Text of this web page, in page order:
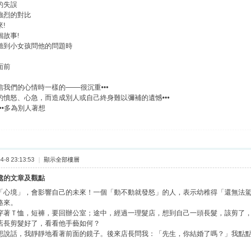
失誤
烈的對比
!
故事!
到小女孩問他的問題時
前
我們的心情時一樣的───很沉重•••
怒、心急，而造成別人或自己終身難以彌補的遺憾•••
多為別人著想
8 23:13:53 | 顯示全部樓層
的文章及觀點
心境」，會影響自己的未來！一個「動不動就發怒」的人，表示幼稚得「還無法
。
著Ｔ恤，短褲，要回辦公室；途中，經過一理髮店，想到自己一頭長髮，該剪了
長剪髮好了，看看他手藝如何？
說話，我靜靜地看著前面的鏡子。後來店長問我：「先生，你結婚了嗎？」我